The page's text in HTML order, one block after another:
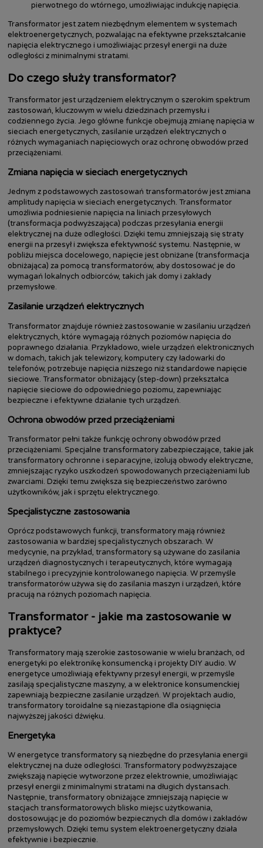
pierwotnego do wtórnego, umożliwiając indukcję napięcia.
Transformator jest zatem niezbędnym elementem w systemach
elektroenergetycznych, pozwalając na efektywne przekształcanie
napięcia elektrycznego i umożliwiając przesył energii na duże
odległości z minimalnymi stratami.
Do czego służy transformator?
Transformator jest urządzeniem elektrycznym o szerokim spektrum
zastosowań, kluczowym w wielu dziedzinach przemysłu i
codziennego życia. Jego główne funkcje obejmują zmianę napięcia w
sieciach energetycznych, zasilanie urządzeń elektrycznych o
różnych wymaganiach napięciowych oraz ochronę obwodów przed
przeciążeniami.
Zmiana napięcia w sieciach energetycznych
Jednym z podstawowych zastosowań transformatorów jest zmiana
amplitudy napięcia w sieciach energetycznych. Transformator
umożliwia podniesienie napięcia na liniach przesyłowych
(transformacja podwyższająca) podczas przesyłania energii
elektrycznej na duże odległości. Dzięki temu zmniejszają się straty
energii na przesył i zwiększa efektywność systemu. Następnie, w
pobliżu miejsca docelowego, napięcie jest obniżane (transformacja
obniżająca) za pomocą transformatorów, aby dostosować je do
wymagań lokalnych odbiorców, takich jak domy i zakłady
przemysłowe.
Zasilanie urządzeń elektrycznych
Transformator znajduje również zastosowanie w zasilaniu urządzeń
elektrycznych, które wymagają różnych poziomów napięcia do
poprawnego działania. Przykładowo, wiele urządzeń elektronicznych
w domach, takich jak telewizory, komputery czy ładowarki do
telefonów, potrzebuje napięcia niższego niż standardowe napięcie
sieciowe. Transformator obniżający (step-down) przekształca
napięcie sieciowe do odpowiedniego poziomu, zapewniając
bezpieczne i efektywne działanie tych urządzeń.
Ochrona obwodów przed przeciążeniami
Transformator pełni także funkcję ochrony obwodów przed
przeciążeniami. Specjalne transformatory zabezpieczające, takie jak
transformatory ochronne i separacyjne, izolują obwody elektryczne,
zmniejszając ryzyko uszkodzeń spowodowanych przeciążeniami lub
zwarciami. Dzięki temu zwiększa się bezpieczeństwo zarówno
użytkowników, jak i sprzętu elektrycznego.
Specjalistyczne zastosowania
Oprócz podstawowych funkcji, transformatory mają również
zastosowania w bardziej specjalistycznych obszarach. W
medycynie, na przykład, transformatory są używane do zasilania
urządzeń diagnostycznych i terapeutycznych, które wymagają
stabilnego i precyzyjnie kontrolowanego napięcia. W przemyśle
transformatorów używa się do zasilania maszyn i urządzeń, które
pracują na różnych poziomach napięcia.
Transformator - jakie ma zastosowanie w
praktyce?
Transformatory mają szerokie zastosowanie w wielu branżach, od
energetyki po elektronikę konsumencką i projekty DIY audio. W
energetyce umożliwiają efektywny przesył energii, w przemyśle
zasilają specjalistyczne maszyny, a w elektronice konsumenckiej
zapewniają bezpieczne zasilanie urządzeń. W projektach audio,
transformatory toroidalne są niezastąpione dla osiągnięcia
najwyższej jakości dźwięku.
Energetyka
W energetyce transformatory są niezbędne do przesyłania energii
elektrycznej na duże odległości. Transformatory podwyższające
zwiększają napięcie wytworzone przez elektrownie, umożliwiając
przesył energii z minimalnymi stratami na długich dystansach.
Następnie, transformatory obniżające zmniejszają napięcie w
stacjach transformatorowych blisko miejsc użytkowania,
dostosowując je do poziomów bezpiecznych dla domów i zakładów
przemysłowych. Dzięki temu system elektroenergetyczny działa
efektywnie i bezpiecznie.